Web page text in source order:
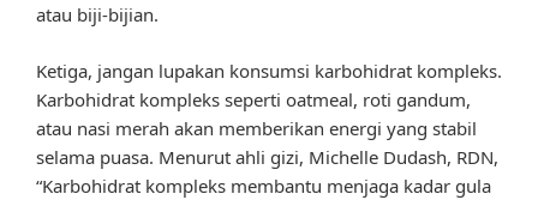
atau biji-bijian.
Ketiga, jangan lupakan konsumsi karbohidrat kompleks.
Karbohidrat kompleks seperti oatmeal, roti gandum,
atau nasi merah akan memberikan energi yang stabil
selama puasa. Menurut ahli gizi, Michelle Dudash, RDN,
“Karbohidrat kompleks membantu menjaga kadar gula